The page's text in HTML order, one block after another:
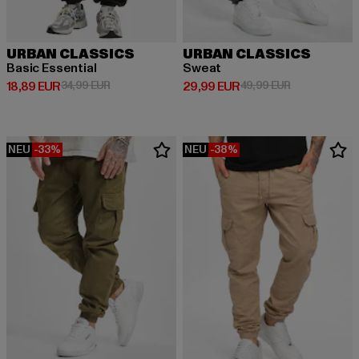
URBAN CLASSICS
Basic Essential
18,89 EUR
Derzeitiger Preis: 18,89 EUR
34,99 EURAktionspreis: 34,99 EUR
URBAN CLASSICS
Sweat
29,99 EUR
Derzeitiger Preis: 29,99 EUR
49,99 EURAktionspreis:
NEU -33% NEU -38%